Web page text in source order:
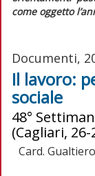
come oggetto
Documenti,
Il lavoro:
sociale
48°
(Cagliari,
Card.